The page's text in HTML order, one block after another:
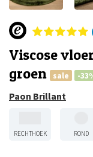
Viscose
groen
sale -
Paon Brillant
RECHTHOEK ROND